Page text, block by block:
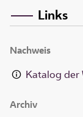
Links
Nachweis
Katalog der
Archiv